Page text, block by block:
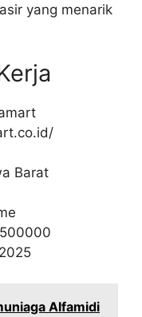
yang menarik
Barat
Alfamidi